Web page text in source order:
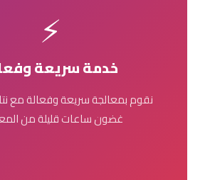
⚡
خدمة سريعة
نقوم بمعالجة سريعة وفعالة مع
غضون ساعات قليلة من